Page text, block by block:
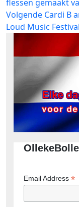
navigatie
bericht:
flessen gemaakt
Volgende Volgend
bericht:
Cardi B
Loud Music
Email Address *